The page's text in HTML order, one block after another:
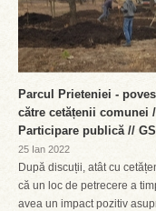
Parcul Prieteniei -
către cetățenii comunei
Participare publică //
25 Ian 2022
După discuții, atât cu
că un loc de petrecere a
avea un impact pozitiv